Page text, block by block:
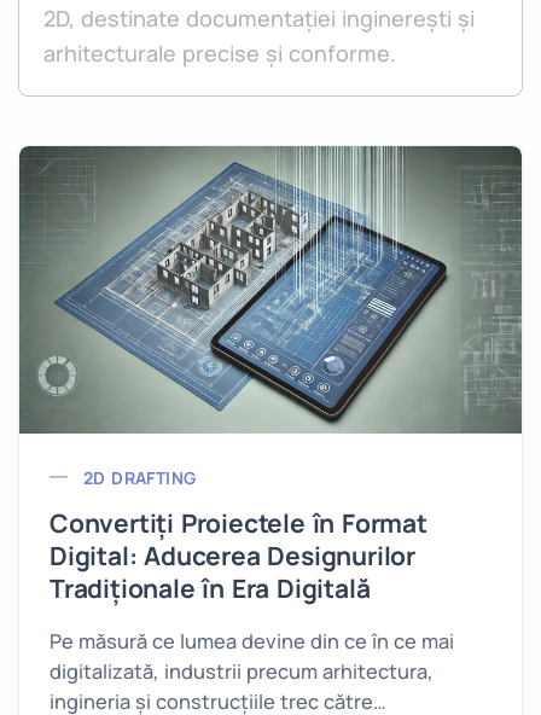
2D, destinate documentației inginerești și
arhitecturale precise și conforme.
2D DRAFTING
Convertiți Proiectele în Format
Digital: Aducerea Designurilor
Tradiționale în Era Digitală
Pe măsură ce lumea devine din ce în ce mai
digitalizată, industrii precum arhitectura,
ingineria și construcțiile trec către